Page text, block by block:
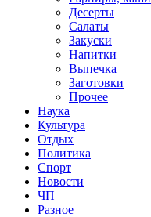
Десерты
Салаты
Закуски
Напитки
Выпечка
Заготовки
Прочее
Наука
Культура
Отдых
Политика
Спорт
Новости
ЧП
Разное